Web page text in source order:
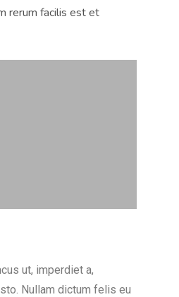
rerum facilis est et
ut, imperdiet a,
Nullam dictum felis eu